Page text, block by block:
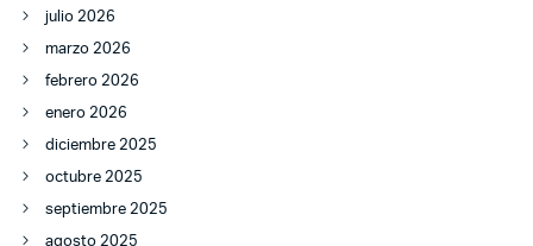
julio 2026
marzo 2026
febrero 2026
enero 2026
diciembre 2025
octubre 2025
septiembre 2025
agosto 2025